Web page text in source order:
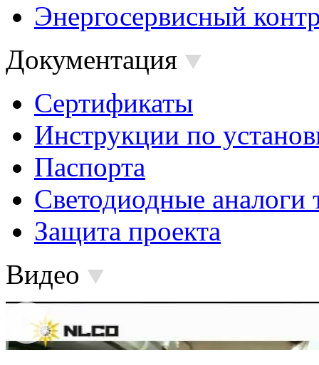
Энергосервисный
Документация
Сертификаты
Инструкции по
Паспорта
Светодиодные аналоги
Защита проекта
Видео